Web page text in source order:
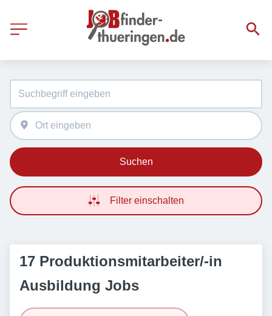
Suchen
Filter einschalten
17 Produktionsmitarbeiter/-in
Ausbildung Jobs